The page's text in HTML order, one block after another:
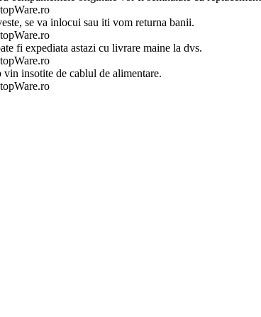
se va inlocui sau iti vom returna banii.
fi expediata astazi cu livrare maine la dvs.
vin insotite de cablul de alimentare.